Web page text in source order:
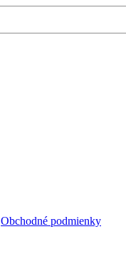
Obchodné podmienky